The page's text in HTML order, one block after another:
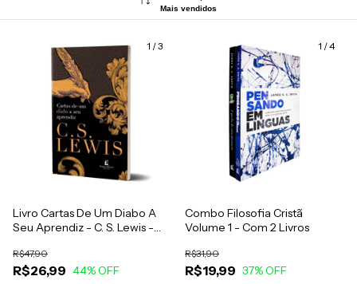
Mais vendidos
1 /3
Livro Cartas De Um Diabo A
Seu Aprendiz - C. S. Lewis -
R$26,99
R$47,90
44% OFF
1 /4
Combo Filosofia Cristã
Volume 1 - Com 2 Livros
R$19,99
R$31,90
37% OFF